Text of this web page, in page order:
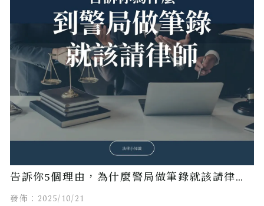
告訴你5個理由，為什麼警局做筆錄就該請律
師！
發佈：2025/10/21